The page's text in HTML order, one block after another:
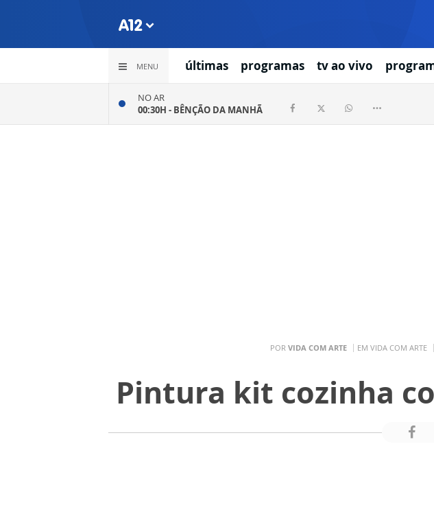
MENU últimas programas tv ao vivo
NO AR
00:30H - BÊNÇÃO DA MANHÃ
POR VIDA COM ARTE EM VIDA COM ARTE
Pintura kit cozinha